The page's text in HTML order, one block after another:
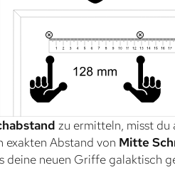
zu ermitteln, misst du
Abstand von Mitte
deine neuen Griffe galaktisch